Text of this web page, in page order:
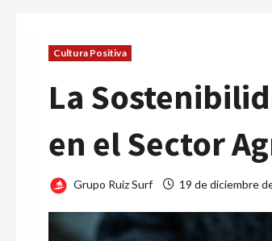
Cultura Positiva
La
en el Sector
Grupo Ruiz Surf 19 de diciembre